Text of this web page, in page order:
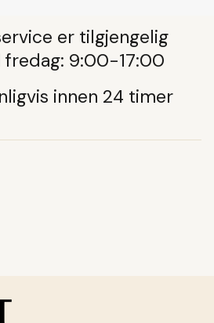
er tilgjengelig
fredag: 9:00-17:00
innen 24 timer